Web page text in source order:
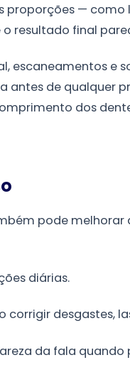
— como
resultado final
e
antes de qualquer
dos
pode melhorar
diárias.
desgastes,
da fala